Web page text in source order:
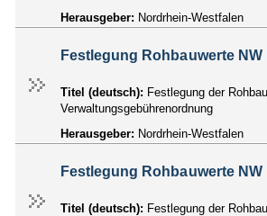
Herausgeber: Nordrhein-Westfalen
Festlegung Rohbauwerte NW
Titel (deutsch): Festlegung der
Verwaltungsgebührenordnung
Herausgeber: Nordrhein-Westfalen
Festlegung Rohbauwerte NW
Titel (deutsch): Festlegung der